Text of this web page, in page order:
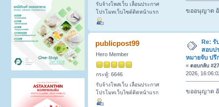
รับจ้างโพสเว็บ เลื่อนประกาศ
โปรโมทเว็บไซต์ติดหน้าแรก
ขออนุญาต
publicpost99
Hero Member
กระทู้: 6646
รับจ้างโพสเว็บ เลื่อนประกาศ
โปรโมทเว็บไซต์ติดหน้าแรก
Re: รั
สอบป
หมายจับ ปรึ
« ตอบกลับ
2026,
ขออนุญาต